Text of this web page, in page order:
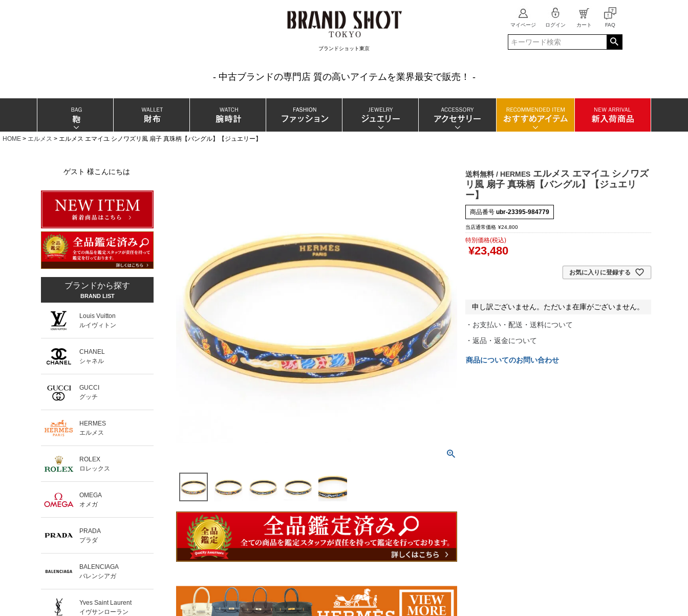
ブランドショット東京
- 中古ブランドの専門店 質の高いアイテムを業界最安で販売！ -
マイページ ログイン カート FAQ
当店厳選ブランドバック
当店厳選ブランドジュエリー
HOME エルメス エルメス エマイユ シノワズリ風 扇子 真珠柄【バングル】【ジュエリー】
ゲスト 様こんにちは
ブランドから探す
BRAND LIST
Louis Vuitton
ルイヴィトン
CHANEL
シャネル
GUCCI
グッチ
HERMES
エルメス
ROLEX
ロレックス
OMEGA
オメガ
PRADA
プラダ
BALENCIAGA
バレンシアガ
Yves Saint Laurent
イヴサンローラン
送料無料 / HERMES エルメス エマイユ シノワズ
リ風 扇子 真珠柄【バングル】【ジュエリ
ー】
商品番号 ubr-23395-984779
当店通常価格 ¥24,800
特別価格(税込)
¥23,480
お気に入りに登録する
申し訳ございません。ただいま在庫がございません。
・お支払い・配送・送料について
・返品・返金について
商品についてのお問い合わせ